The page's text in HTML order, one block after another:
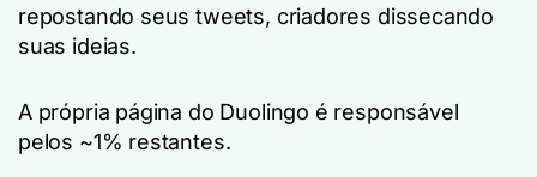
repostando seus tweets, criadores dissecando
suas ideias.
A própria página do Duolingo é responsável
pelos ~1% restantes.